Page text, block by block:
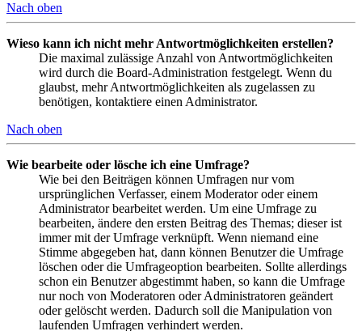
Nach oben
Wieso kann ich nicht mehr Antwortmöglichkeiten erstellen?
Die maximal zulässige Anzahl von Antwortmöglichkeiten
wird durch die Board-Administration festgelegt. Wenn du
glaubst, mehr Antwortmöglichkeiten als zugelassen zu
benötigen, kontaktiere einen Administrator.
Nach oben
Wie bearbeite oder lösche ich eine Umfrage?
Wie bei den Beiträgen können Umfragen nur vom
ursprünglichen Verfasser, einem Moderator oder einem
Administrator bearbeitet werden. Um eine Umfrage zu
bearbeiten, ändere den ersten Beitrag des Themas; dieser ist
immer mit der Umfrage verknüpft. Wenn niemand eine
Stimme abgegeben hat, dann können Benutzer die Umfrage
löschen oder die Umfrageoption bearbeiten. Sollte allerdings
schon ein Benutzer abgestimmt haben, so kann die Umfrage
nur noch von Moderatoren oder Administratoren geändert
oder gelöscht werden. Dadurch soll die Manipulation von
laufenden Umfragen verhindert werden.